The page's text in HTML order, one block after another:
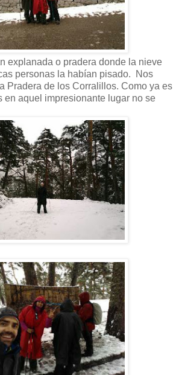
explanada o pradera donde la nieve
personas la habían pisado. Nos
Pradera de los Corralillos. Como ya es
en aquel impresionante lugar no se